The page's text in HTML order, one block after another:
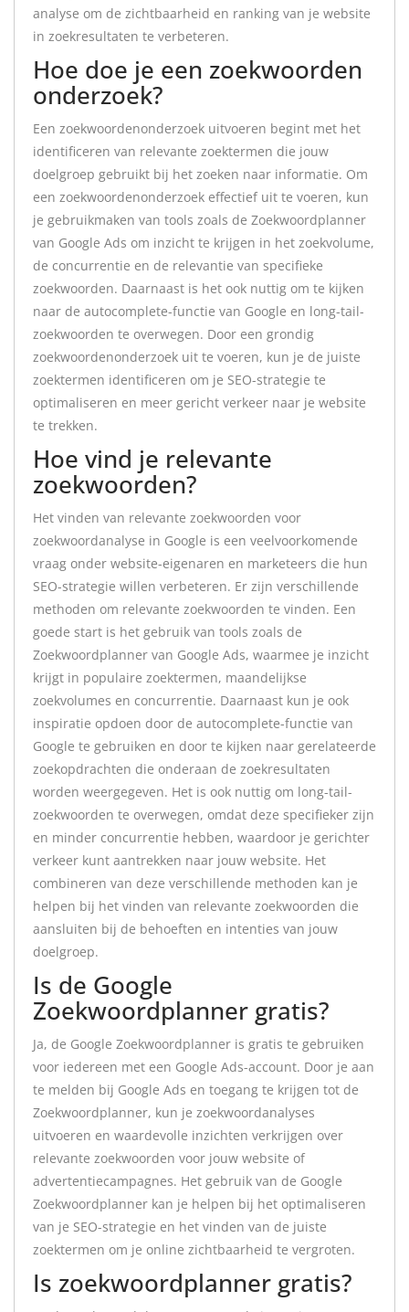
analyse om de zichtbaarheid en ranking van je website
in zoekresultaten te verbeteren.
Hoe doe je een zoekwoorden
onderzoek?
Een zoekwoordenonderzoek uitvoeren begint met het
identificeren van relevante zoektermen die jouw
doelgroep gebruikt bij het zoeken naar informatie. Om
een zoekwoordenonderzoek effectief uit te voeren, kun
je gebruikmaken van tools zoals de Zoekwoordplanner
van Google Ads om inzicht te krijgen in het zoekvolume,
de concurrentie en de relevantie van specifieke
zoekwoorden. Daarnaast is het ook nuttig om te kijken
naar de autocomplete-functie van Google en long-tail-
zoekwoorden te overwegen. Door een grondig
zoekwoordenonderzoek uit te voeren, kun je de juiste
zoektermen identificeren om je SEO-strategie te
optimaliseren en meer gericht verkeer naar je website
te trekken.
Hoe vind je relevante
zoekwoorden?
Het vinden van relevante zoekwoorden voor
zoekwoordanalyse in Google is een veelvoorkomende
vraag onder website-eigenaren en marketeers die hun
SEO-strategie willen verbeteren. Er zijn verschillende
methoden om relevante zoekwoorden te vinden. Een
goede start is het gebruik van tools zoals de
Zoekwoordplanner van Google Ads, waarmee je inzicht
krijgt in populaire zoektermen, maandelijkse
zoekvolumes en concurrentie. Daarnaast kun je ook
inspiratie opdoen door de autocomplete-functie van
Google te gebruiken en door te kijken naar gerelateerde
zoekopdrachten die onderaan de zoekresultaten
worden weergegeven. Het is ook nuttig om long-tail-
zoekwoorden te overwegen, omdat deze specifieker zijn
en minder concurrentie hebben, waardoor je gerichter
verkeer kunt aantrekken naar jouw website. Het
combineren van deze verschillende methoden kan je
helpen bij het vinden van relevante zoekwoorden die
aansluiten bij de behoeften en intenties van jouw
doelgroep.
Is de Google
Zoekwoordplanner gratis?
Ja, de Google Zoekwoordplanner is gratis te gebruiken
voor iedereen met een Google Ads-account. Door je aan
te melden bij Google Ads en toegang te krijgen tot de
Zoekwoordplanner, kun je zoekwoordanalyses
uitvoeren en waardevolle inzichten verkrijgen over
relevante zoekwoorden voor jouw website of
advertentiecampagnes. Het gebruik van de Google
Zoekwoordplanner kan je helpen bij het optimaliseren
van je SEO-strategie en het vinden van de juiste
zoektermen om je online zichtbaarheid te vergroten.
Is zoekwoordplanner gratis?